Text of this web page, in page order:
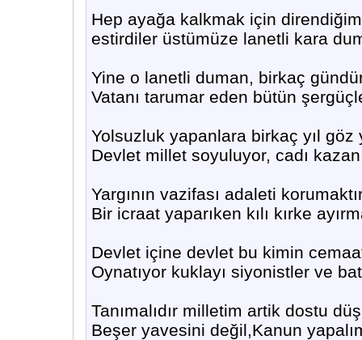
Hep ayağa kalkmak için
estirdiler üstümüze lanetli kara
Yine o lanetli duman, birkaç
Vatanı tarumar eden bütün
Yolsuzluk yapanlara birkaç yıl göz
Devlet millet soyuluyor, cadı
Yargının vazifası adaleti
Bir icraat yaparıken kılı kırke
Devlet içine devlet bu kimin
Oynatıyor kuklayı siyonistler ve
Tanımalıdır milletim artik dostu
Beşer yavesini değil,Kanun